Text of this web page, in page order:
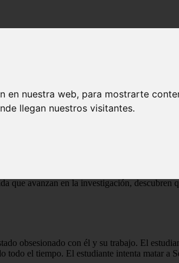
en nuestra web, para mostrarte
llegan nuestros visitantes.
de matemáticas de la Universidad de
que avanzan en la investigación, descubren
obsesionado con él y su trabajo. El
todo el tiempo. El estudiante intenta matar a